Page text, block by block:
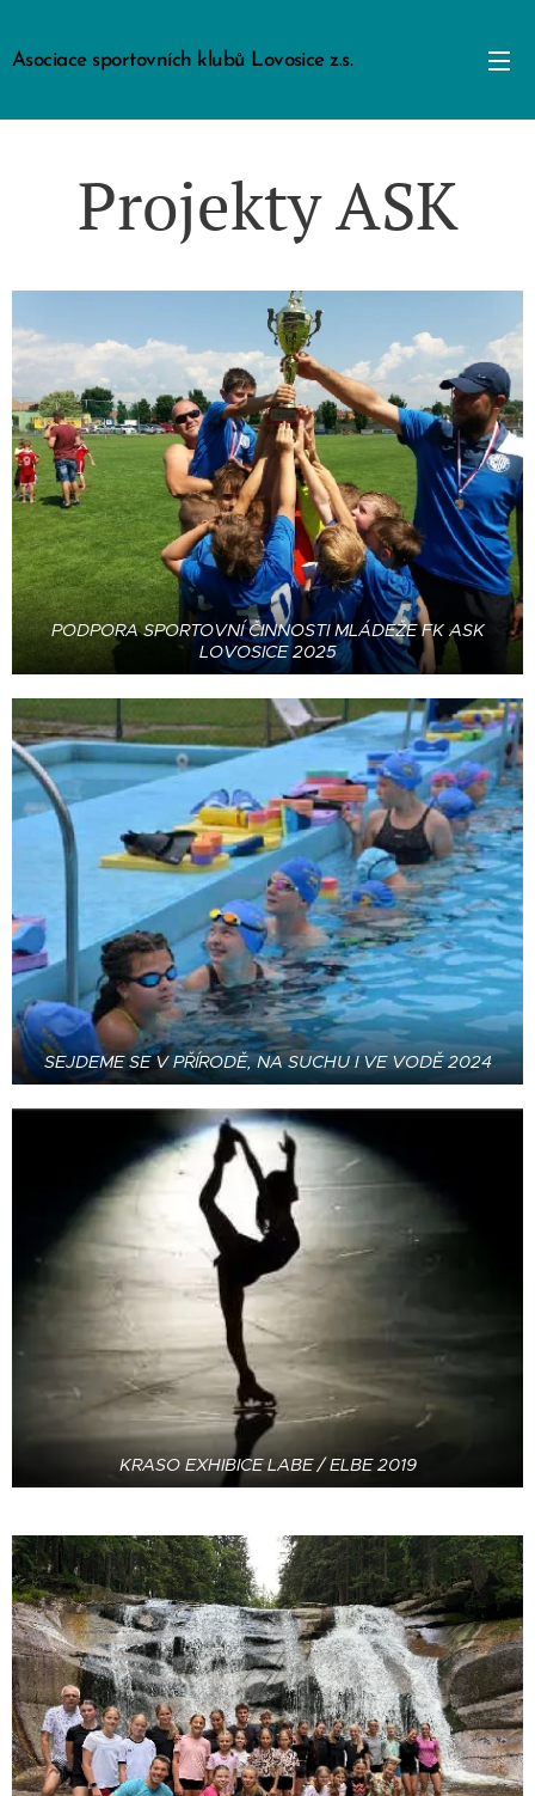
Asociace sportovních klubů Lovosice z.s.
Projekty ASK
PODPORA SPORTOVNÍ ČINNOSTI MLÁDEŽE FK ASK
LOVOSICE 2025
SEJDEME SE V PŘÍRODĚ, NA SUCHU I VE VODĚ 2024
KRASO EXHIBICE LABE / ELBE 2019